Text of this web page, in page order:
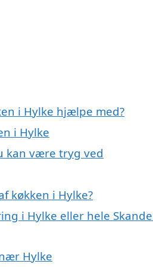
i Hylke hjælpe med?
i Hylke
kan være tryg ved
køkken i Hylke?
i Hylke eller hele
Hylke